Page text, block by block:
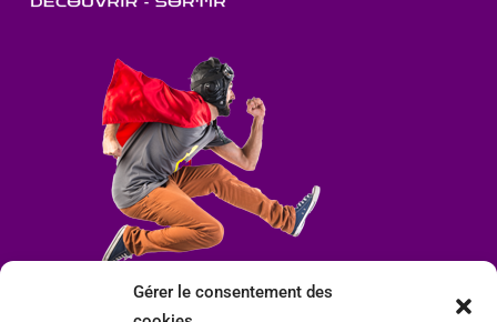
Gérer le consentement des